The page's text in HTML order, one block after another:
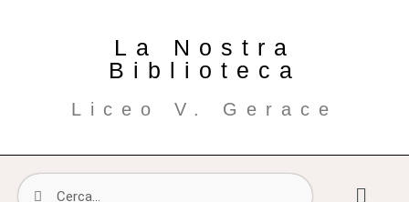
La Nostra
Biblioteca
Liceo V. Gerace